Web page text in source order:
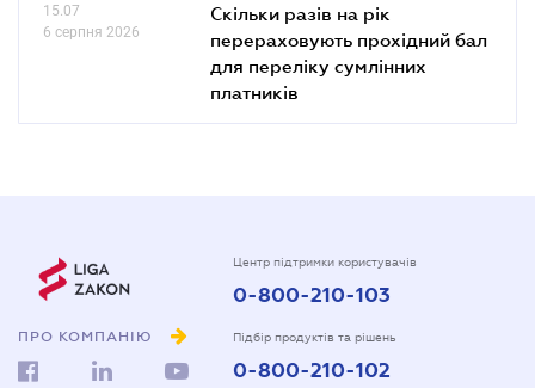
15.07
6 серпня 2026
Скільки разів на рік
перераховують прохідний бал
для переліку сумлінних
платників
ПРО КОМПАНІЮ
Центр підтримки користувачів
0-800-210-103
Підбір продуктів та рішень
0-800-210-102